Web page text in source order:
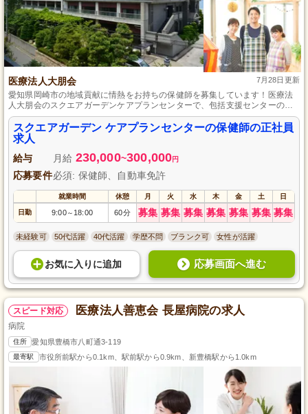
医療法人大朋会 7月28日更新
愛知県岡崎市の地域貢献に情熱をお持ちの保健師を募集しています！医療法
人大朋会のスクエアガーデンケアプランセンターで、包括支援センターの一
員として相談業務に従事し、地域住民の健康を守りましょう。未経験歓迎、
先輩のサポートと充実した研修制度で安心して成長できます。正社員として
安定した職場環境で、あなたの専門性を活かして新たなキャリアをスタート
させてみませんか？
スクエアガーデン ケアプランセンターの保健師の正社員
求人
給与 月給 230,000~300,000円
応募要件必須: 保健師、自動車免許
就業時間 休憩 月 火 水 木 金 土 日
日勤 9:00～ 18:00 60分 募集 募集 募集 募集 募集 募集 募集
未経験可 50代活躍 40代活躍 学歴不問 ブランク可 女性が活躍
お気に入り に追加 応募画面へ進む
スピード対応 医療法人善恵会 長屋病院の求人
病院
住所 愛知県豊橋市八町通3-119
最寄駅 市役所前駅から0.1km、駅前駅から0.9km、新豊橋駅から1.0km